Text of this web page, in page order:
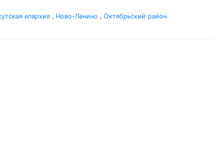
епархия , Ново-Ленино , Октябрьский район